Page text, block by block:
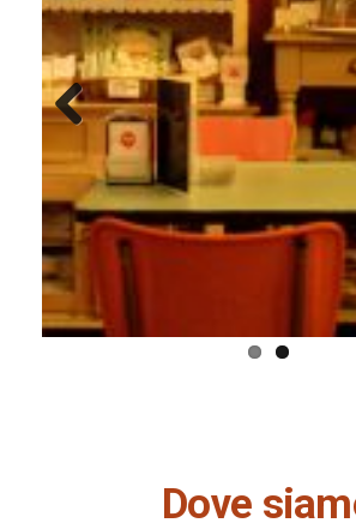
Previous
Dove